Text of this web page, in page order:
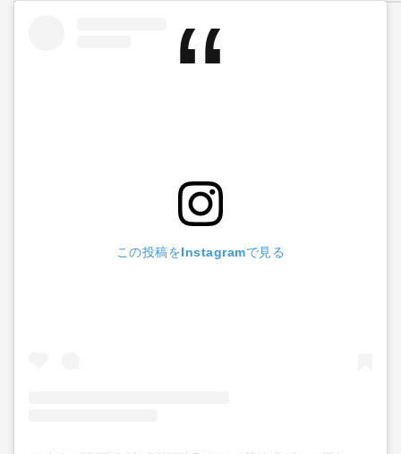
この投稿をInstagramで見る